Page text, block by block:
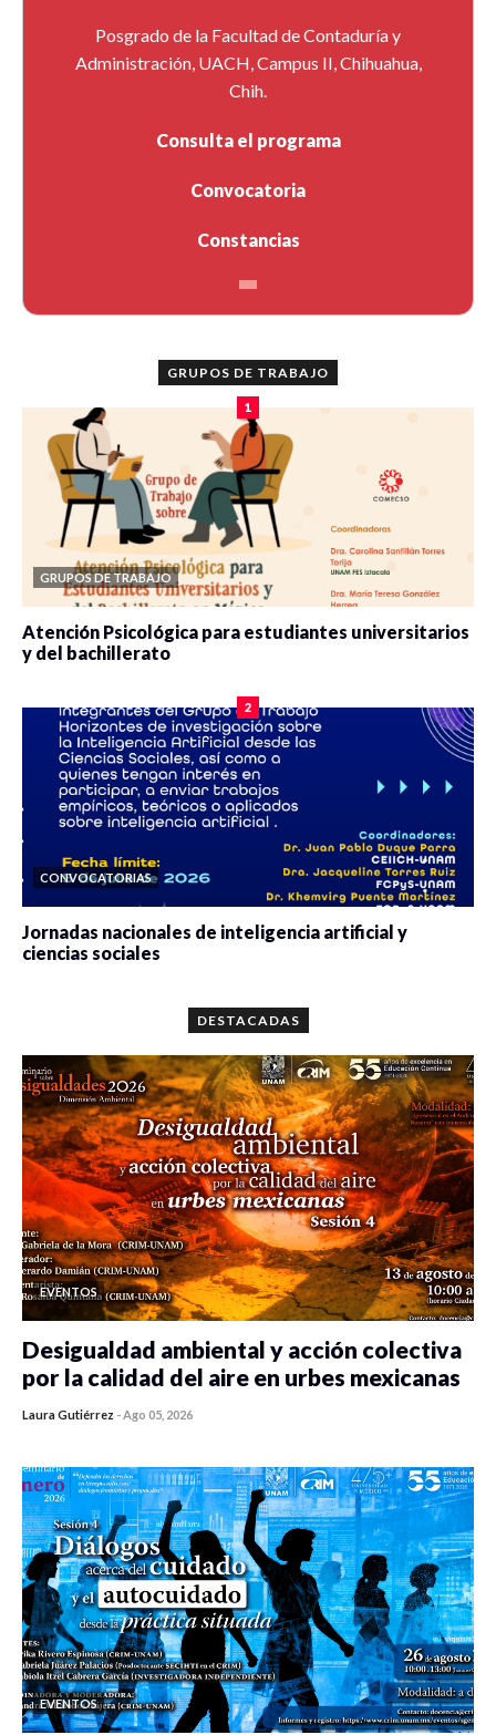
Posgrado de la Facultad de Contaduría y
Administración, UACH, Campus II, Chihuahua,
Chih.
Consulta el programa
Convocatoria
Constancias
GRUPOS DE TRABAJO
1
GRUPOS DE TRABAJO
Atención Psicológica para estudiantes universitarios
y del bachillerato
2
CONVOCATORIAS
Jornadas nacionales de inteligencia artificial y
ciencias sociales
DESTACADAS
EVENTOS
Desigualdad ambiental y acción colectiva
por la calidad del aire en urbes mexicanas
Laura Gutiérrez -Ago 05, 2026
EVENTOS